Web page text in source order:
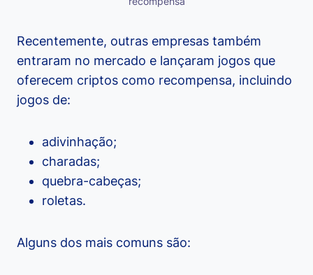
Recentemente, outras empresas também
entraram no mercado e lançaram jogos que
oferecem criptos como recompensa, incluindo
jogos de:
adivinhação;
charadas;
quebra-cabeças;
roletas.
Alguns dos mais comuns são: